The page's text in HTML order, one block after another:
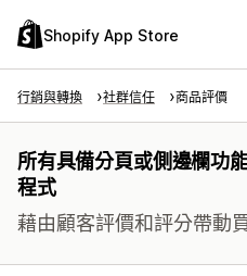
Shopify App Store
行銷與轉換 社群信任 商品評價
所有具備分頁或側邊欄功
程式
藉由顧客評價和評分帶動